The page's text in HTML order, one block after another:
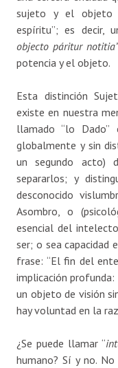
sujeto y el objeto
espíritu”; es decir,
objecto páritur notitia”
potencia y el objeto.
Esta distinción
existe en nuestra
llamado “lo
globalmente y sin
un segundo acto)
separarlos; y
desconocido
Asombro, o
esencial del
ser; o sea capacidad
frase: “El fin del
implicación profunda:
un objeto de visión
hay voluntad en la
¿Se puede llamar “
humano? Sí y no.